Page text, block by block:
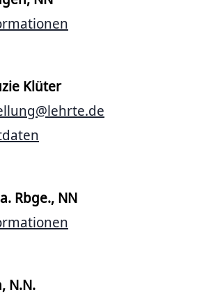
Klüter
Rbge., NN
N.N.